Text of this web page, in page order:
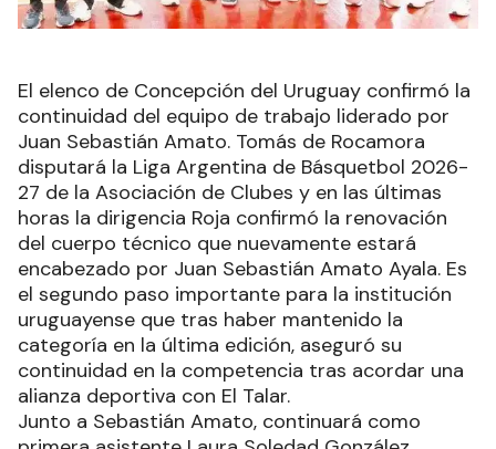
El elenco de Concepción del Uruguay confirmó la
continuidad del equipo de trabajo liderado por
Juan Sebastián Amato. Tomás de Rocamora
disputará la Liga Argentina de Básquetbol 2026-
27 de la Asociación de Clubes y en las últimas
horas la dirigencia Roja confirmó la renovación
del cuerpo técnico que nuevamente estará
encabezado por Juan Sebastián Amato Ayala. Es
el segundo paso importante para la institución
uruguayense que tras haber mantenido la
categoría en la última edición, aseguró su
continuidad en la competencia tras acordar una
alianza deportiva con El Talar.
Junto a Sebastián Amato, continuará como